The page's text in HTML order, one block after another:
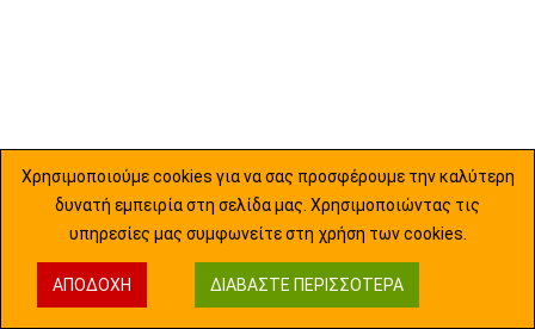
Χρησιμοποιούμε cookies για να σας προσφέρουμε την καλύτερη
δυνατή εμπειρία στη σελίδα μας. Χρησιμοποιώντας τις
υπηρεσίες μας συμφωνείτε στη χρήση των cookies.
ΑΠΟΔΟΧΉ ΔΙΑΒΆΣΤΕ ΠΕΡΙΣΣΌΤΕΡΑ